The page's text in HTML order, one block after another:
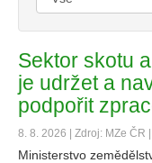
Sektor skotu
je udržet a
podpořit
8. 8. 2026 | Zdroj: MZe ČR |
Ministerstvo